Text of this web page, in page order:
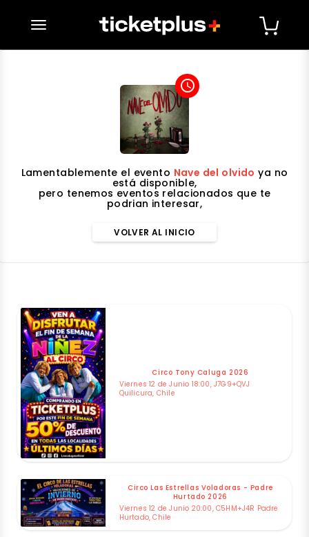
desplegar navegación
access_time
Lamentablemente el evento Nave del olvido ya no
está disponible,
pero tenemos eventos relacionados que te
podrian interesar,
VOLVER AL INICIO
Circo Tony Caluga 2026
Viernes 12 de Junio 18:00, J7G9+QVJ
Quilicura, Chile
Circo Las Estrellas Voladoras - Padre
Hurtado 2026
Viernes 12 de Junio 20:00, C5HM+J4R Padre
Hurtado, Chile